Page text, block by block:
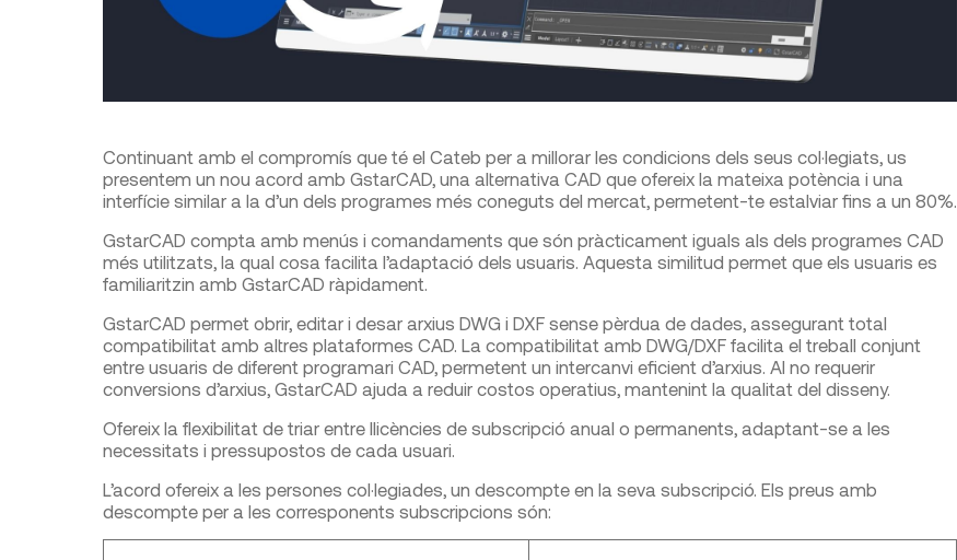
Continuant amb el compromís que té el Cateb per a millorar les condicions dels seus col·legiats, us
presentem un nou acord amb GstarCAD, una alternativa CAD que ofereix la mateixa potència i una
interfície similar a la d’un dels programes més coneguts del mercat, permetent-te estalviar fins a un 80%.
GstarCAD compta amb menús i comandaments que són pràcticament iguals als dels programes CAD
més utilitzats, la qual cosa facilita l’adaptació dels usuaris. Aquesta similitud permet que els usuaris es
familiaritzin amb GstarCAD ràpidament.
GstarCAD permet obrir, editar i desar arxius DWG i DXF sense pèrdua de dades, assegurant total
compatibilitat amb altres plataformes CAD. La compatibilitat amb DWG/DXF facilita el treball conjunt
entre usuaris de diferent programari CAD, permetent un intercanvi eficient d’arxius. Al no requerir
conversions d’arxius, GstarCAD ajuda a reduir costos operatius, mantenint la qualitat del disseny.
Ofereix la flexibilitat de triar entre llicències de subscripció anual o permanents, adaptant-se a les
necessitats i pressupostos de cada usuari.
L’acord ofereix a les persones col·legiades, un descompte en la seva subscripció. Els preus amb
descompte per a les corresponents subscripcions són: